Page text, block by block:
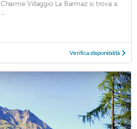
Villaggio La Barmaz si trova a
Verifica disponibilità